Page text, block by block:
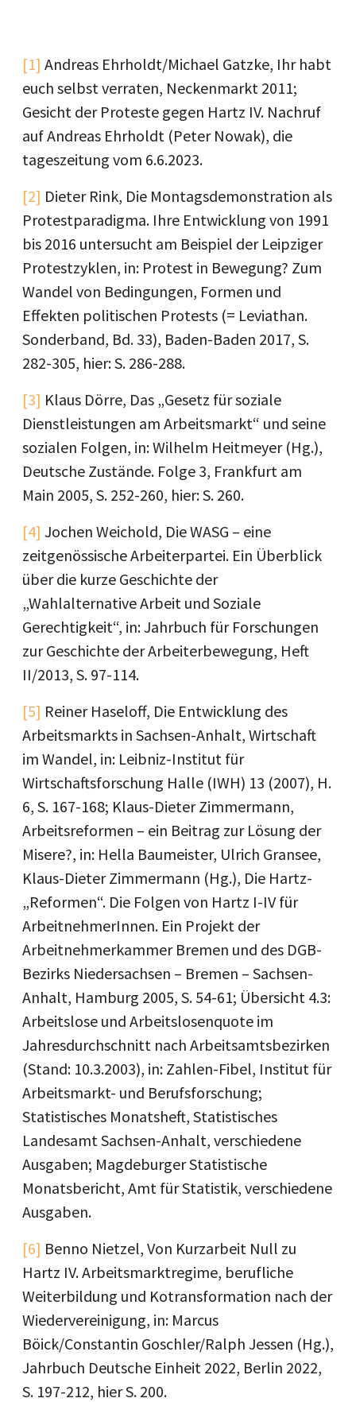
[1] Andreas Ehrholdt/Michael Gatzke, Ihr habt
euch selbst verraten, Neckenmarkt 2011;
Gesicht der Proteste gegen Hartz IV. Nachruf
auf Andreas Ehrholdt (Peter Nowak), die
tageszeitung vom 6.6.2023.
[2] Dieter Rink, Die Montagsdemonstration als
Protestparadigma. Ihre Entwicklung von 1991
bis 2016 untersucht am Beispiel der Leipziger
Protestzyklen, in: Protest in Bewegung? Zum
Wandel von Bedingungen, Formen und
Effekten politischen Protests (= Leviathan.
Sonderband, Bd. 33), Baden-Baden 2017, S.
282-305, hier: S. 286-288.
[3] Klaus Dörre, Das „Gesetz für soziale
Dienstleistungen am Arbeitsmarkt“ und seine
sozialen Folgen, in: Wilhelm Heitmeyer (Hg.),
Deutsche Zustände. Folge 3, Frankfurt am
Main 2005, S. 252-260, hier: S. 260.
[4] Jochen Weichold, Die WASG – eine
zeitgenössische Arbeiterpartei. Ein Überblick
über die kurze Geschichte der
„Wahlalternative Arbeit und Soziale
Gerechtigkeit“, in: Jahrbuch für Forschungen
zur Geschichte der Arbeiterbewegung, Heft
II/2013, S. 97-114.
[5] Reiner Haseloff, Die Entwicklung des
Arbeitsmarkts in Sachsen-Anhalt, Wirtschaft
im Wandel, in: Leibniz-Institut für
Wirtschaftsforschung Halle (IWH) 13 (2007), H.
6, S. 167-168; Klaus-Dieter Zimmermann,
Arbeitsreformen – ein Beitrag zur Lösung der
Misere?, in: Hella Baumeister, Ulrich Gransee,
Klaus-Dieter Zimmermann (Hg.), Die Hartz-
„Reformen“. Die Folgen von Hartz I-IV für
ArbeitnehmerInnen. Ein Projekt der
Arbeitnehmerkammer Bremen und des DGB-
Bezirks Niedersachsen – Bremen – Sachsen-
Anhalt, Hamburg 2005, S. 54-61; Übersicht 4.3:
Arbeitslose und Arbeitslosenquote im
Jahresdurchschnitt nach Arbeitsamtsbezirken
(Stand: 10.3.2003), in: Zahlen-Fibel, Institut für
Arbeitsmarkt- und Berufsforschung;
Statistisches Monatsheft, Statistisches
Landesamt Sachsen-Anhalt, verschiedene
Ausgaben; Magdeburger Statistische
Monatsbericht, Amt für Statistik, verschiedene
Ausgaben.
[6] Benno Nietzel, Von Kurzarbeit Null zu
Hartz IV. Arbeitsmarktregime, berufliche
Weiterbildung und Kotransformation nach der
Wiedervereinigung, in: Marcus
Böick/Constantin Goschler/Ralph Jessen (Hg.),
Jahrbuch Deutsche Einheit 2022, Berlin 2022,
S. 197-212, hier S. 200.